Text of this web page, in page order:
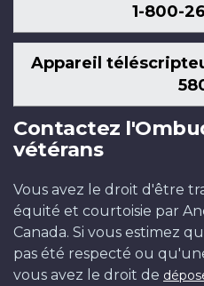
1-800-
Appareil
Contactez
vétérans
Vous avez le droit d'être
équité et courtoisie par
Canada. Si vous estimez
pas été respecté ou
vous avez le droit de